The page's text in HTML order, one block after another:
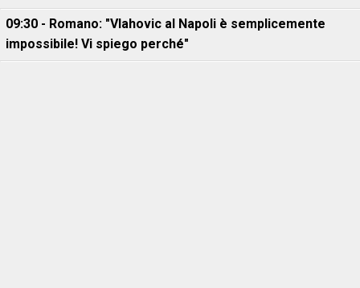
09:30 - Romano: "Vlahovic al Napoli è semplicemente
impossibile! Vi spiego perché"